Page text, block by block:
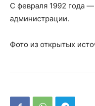
С февраля 1992 года
администрации.
Фото из открытых